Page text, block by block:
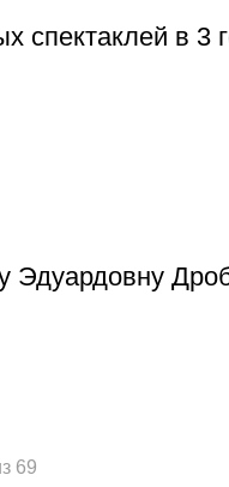
спектаклей в 3
Эдуардовну
69